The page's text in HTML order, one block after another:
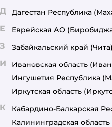
Д Дагестан Республика
Е Еврейская АО
З Забайкальский край (Чита)
И Ивановская область
Ингушетия Республика
Иркутская область
К Кабардино-Балкарская
Калининградская область